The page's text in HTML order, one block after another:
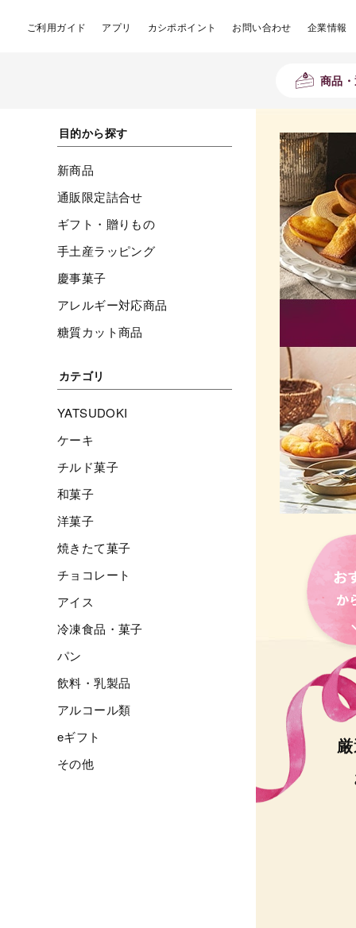
ご利用ガイド アプリ カシポポイント お問い合わせ 企業情報
商品
目的から探す
新商品
通販限定詰合せ
ギフト・贈りもの
手土産ラッピング
慶事菓子
アレルギー対応商品
糖質カット商品
カテゴリ
YATSUDOKI
ケーキ
チルド菓子
和菓子
洋菓子
焼きたて菓子
チョコレート
アイス
冷凍食品・菓子
パン
飲料・乳製品
アルコール類
eギフト
その他